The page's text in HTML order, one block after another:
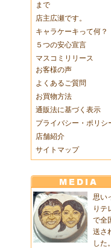
まで
店主広瀬です。
キャラケーキって何？
５つの安心宣言
マスコミリリース
お客様の声
よくあるご質問
お買物方法
通販法に基づく表示
プライバシー・ポリシ
店舗紹介
サイトマップ
思い
りテ
で全
送さ
した。